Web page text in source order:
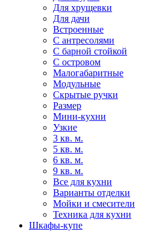
Для хрущевки
Для дачи
Встроенные
С антресолями
С барной стойкой
С островом
Малогабаритные
Модульные
Скрытые ручки
Размер
Мини-кухни
Узкие
3 кв. м.
5 кв. м.
6 кв. м.
9 кв. м.
Все для кухни
Варианты отделки
Мойки и смесители
Техника для кухни
Шкафы-купе